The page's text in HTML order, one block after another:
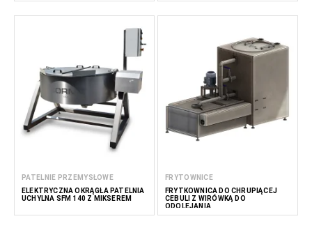
PATELNIE PRZEMYSŁOWE
ELEKTRYCZNA OKRĄGŁA PATELNIA
UCHYLNA SFM 140 Z MIKSEREM
FRYTOWNICE
FRYTKOWNICA DO CHRUPIĄCEJ
CEBULI Z WIRÓWKĄ DO
ODOLEJANIA